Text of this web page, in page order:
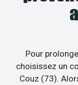
Pour
choisissez un
Couz (73).